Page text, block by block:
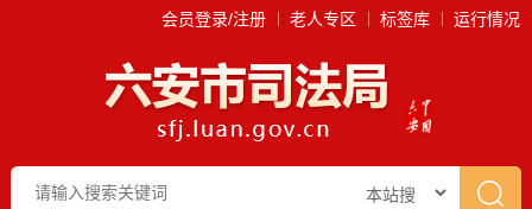
会员登录/注册 老人专区 标签库 运行情况